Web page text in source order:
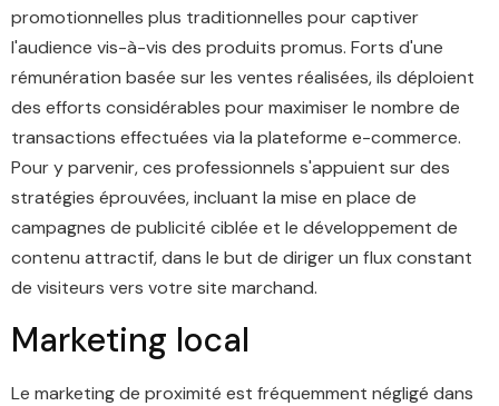
promotionnelles plus traditionnelles pour captiver
l'audience vis-à-vis des produits promus. Forts d'une
rémunération basée sur les ventes réalisées, ils déploient
des efforts considérables pour maximiser le nombre de
transactions effectuées via la plateforme e-commerce.
Pour y parvenir, ces professionnels s'appuient sur des
stratégies éprouvées, incluant la mise en place de
campagnes de publicité ciblée et le développement de
contenu attractif, dans le but de diriger un flux constant
de visiteurs vers votre site marchand.
Marketing local
Le marketing de proximité est fréquemment négligé dans